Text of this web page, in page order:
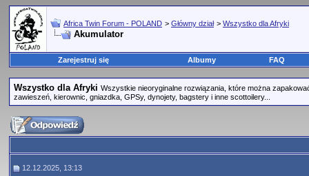
Africa Twin Forum - POLAND > Główny dział > Wszystko dla Afryki
Akumulator
Zarejestruj się Albumy FAQ
Wszystko dla Afryki Wszystkie nieoryginalne rozwiązania, które można
zawieszeń, kierownic, gniazdka, GPSy, dynojety, bagstery i inne scottoilery...
12.12.2025, 13:13